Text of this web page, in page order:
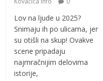
Lov na ljude u 2025?
Snimaju ih po ulicama, jer
su otišli na skup! Ovakve
scene pripadaju
najmračnijim delovima
istorije,